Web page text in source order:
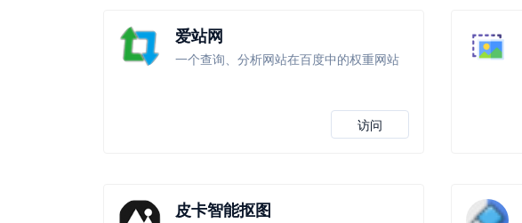
爱站网
一个查询、分析网站在百度中的权重网站
访问
皮卡智能抠图